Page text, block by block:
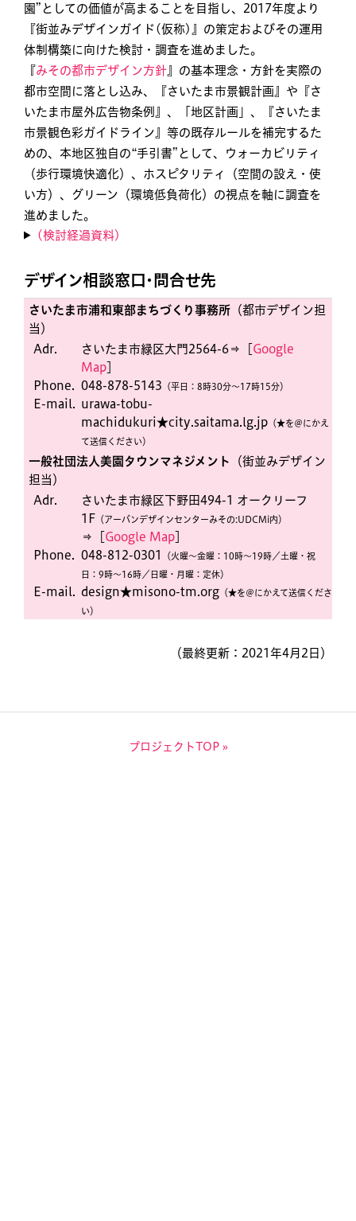
園”としての価値が高まることを目指し、2017年度より
『街並みデザインガイド(仮称)』の策定およびその運用
体制構築に向けた検討・調査を進めました。
『みその都市デザイン方針 』の基本理念・方針を実際の
都市空間に落とし込み、『さいたま市景観計画』や『さ
いたま市屋外広告物条例』、「地区計画」、『さいたま
市景観色彩ガイドライン』等の既存ルールを補完するた
めの、本地区独自の“手引書”として、ウォーカビリティ
（歩行環境快適化）、ホスピタリティ（空間の設え・使
い方）、グリーン（環境低負荷化）の視点を軸に調査を
進めました。
(検討経過資料)
デザイン相談窓口・問合せ先
さいたま市浦和東部まちづくり事務所 （都市デザイン担
当）
Adr.
さいたま市緑区大門2564-6⇒［ Google
Map
Phone.
048-878-5143 （平日：8時30分〜17時15分）
E-mail.
urawa-tobu-
machidukuri★city.saitama.lg.jp （★を＠にかえ
て送信ください）
一般社団法人美園タウンマネジメント
（街並みデザイン
担当）
Adr.
さいたま市緑区下野田494-1 オークリーフ
1F （アーバンデザインセンターみその:UDCMi内）
⇒［ Google Map
Phone.
048-812-0301 （火曜〜金曜：10時〜19時／土曜・祝
日：9時〜16時／日曜・月曜：定休）
E-mail. design★misono-tm.org （★を＠にかえて送信くださ
い）
（最終更新：2021年4月2日）
プロジェクトTOP »